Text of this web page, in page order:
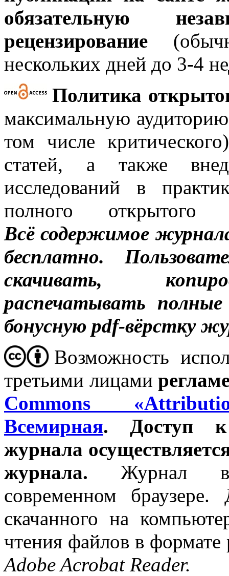
обязательную
рецензирование
нескольких дней до 3-4
Политика
максимальную
том числе
статей, а также
исследований в
полного
Всё содержимое
бесплатно.
скачивать,
распечатывать
бонусную pdf-вёрстку
Возможность
третьими лицами
Commons
Всемирная. Доступ к
журнала
журнала. Журнал
современном
скачанного на
чтения файлов в
Adobe Acrobat Reader.